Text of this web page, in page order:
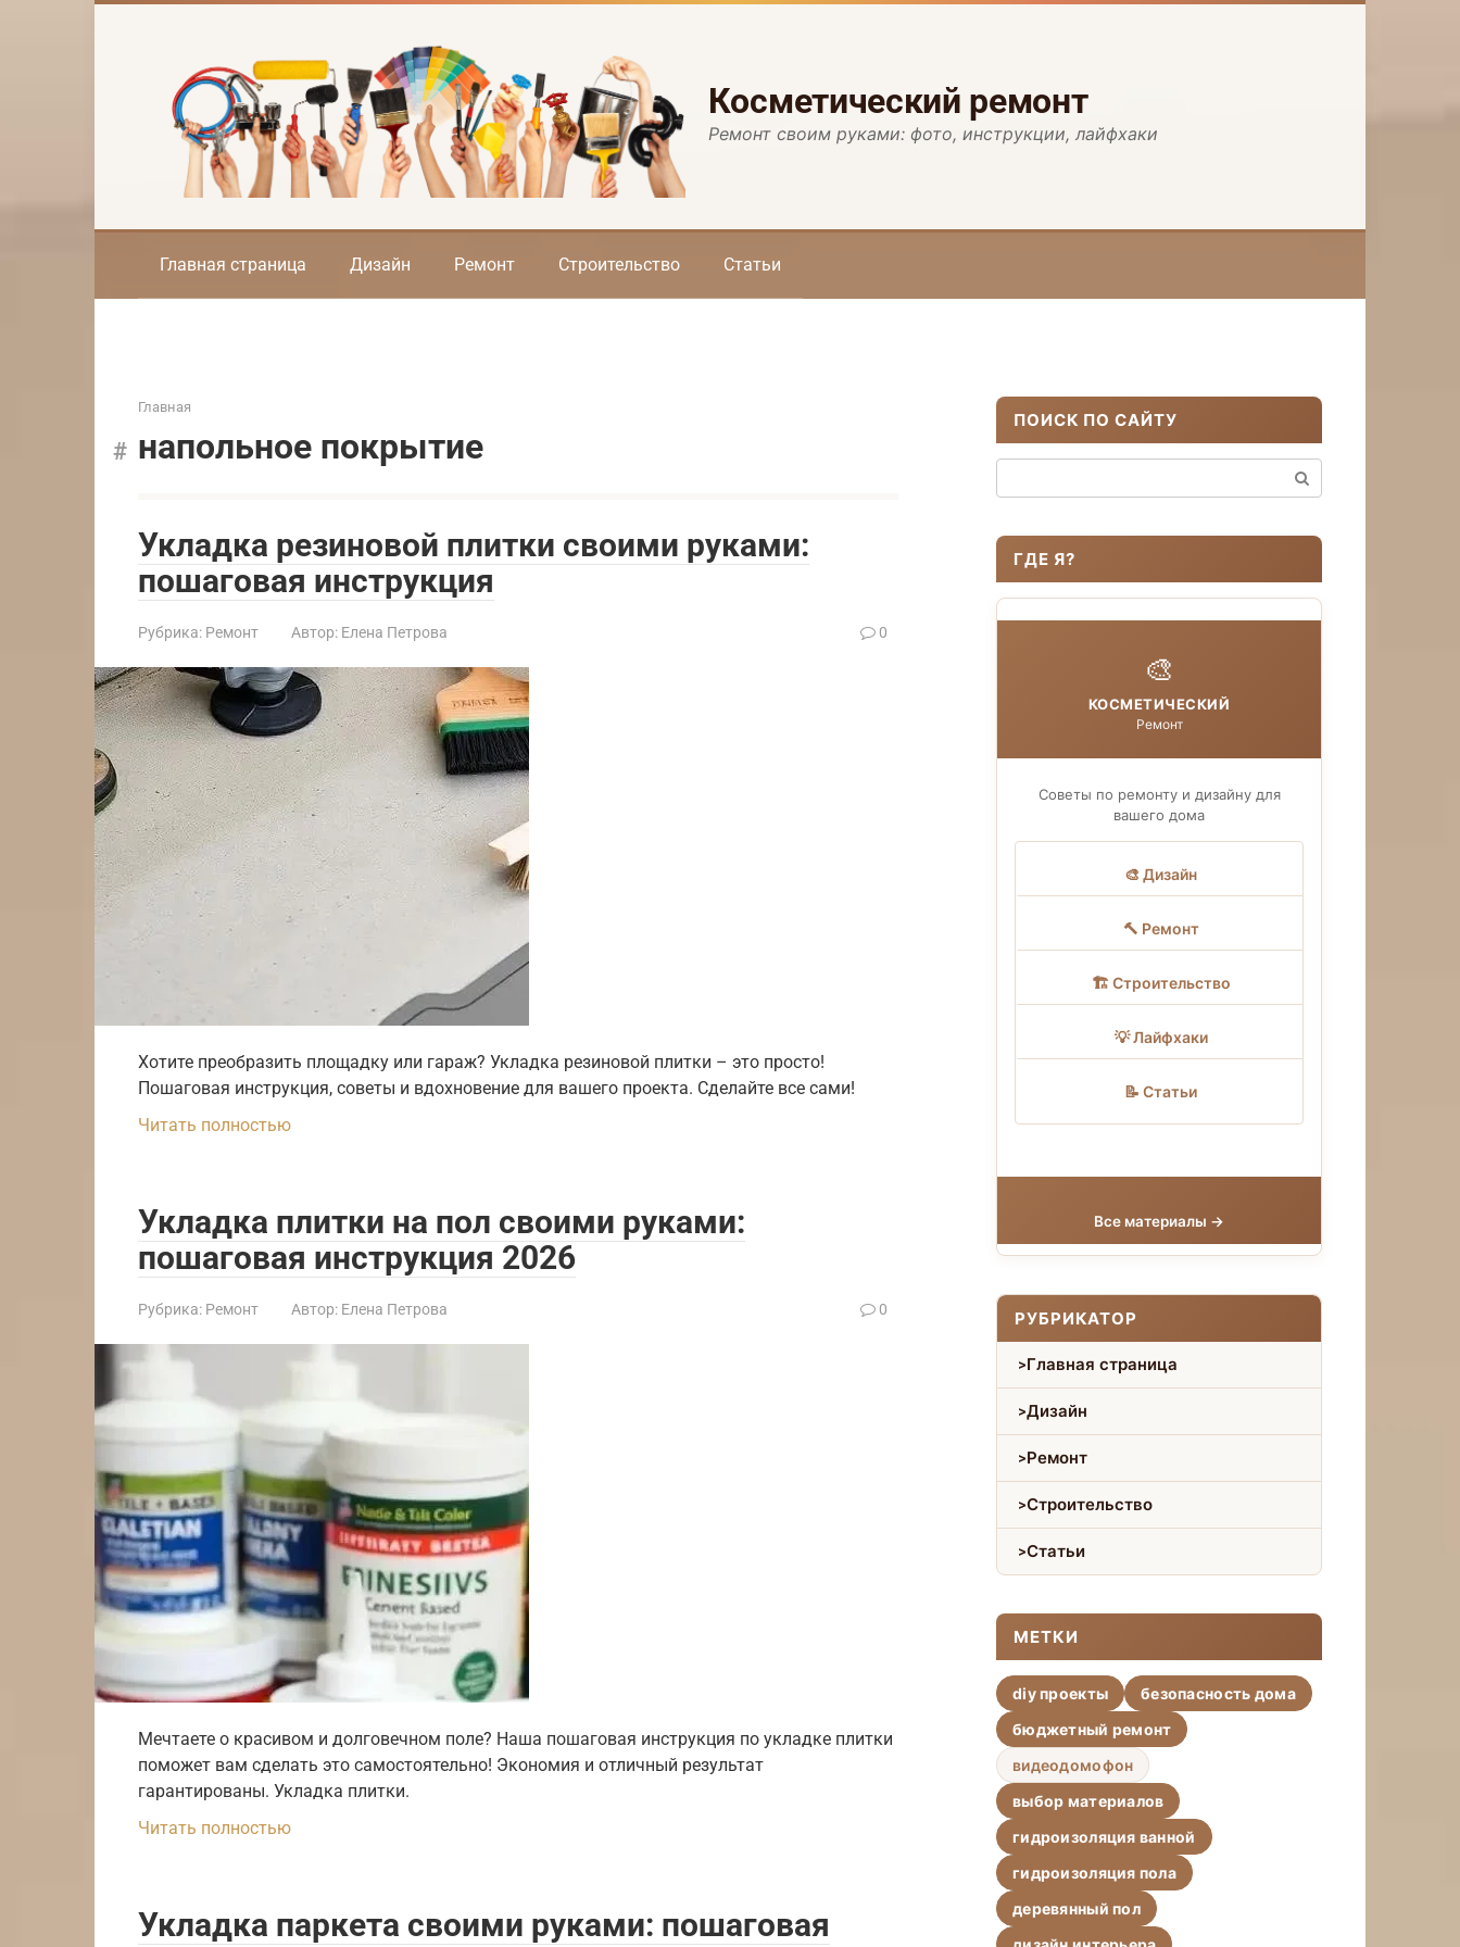
Косметический ремонт
Ремонт своим руками: фото, инструкции, лайфхаки
Главная страница Дизайн Ремонт Строительство Статьи
Главная
напольное покрытие
Укладка резиновой плитки своими руками:
пошаговая инструкция
Рубрика: Ремонт Автор: Елена Петрова 0
Хотите преобразить площадку или гараж? Укладка резиновой плитки – это просто!
Пошаговая инструкция, советы и вдохновение для вашего проекта. Сделайте все сами!
Читать полностью
Укладка плитки на пол своими руками:
пошаговая инструкция 2026
Рубрика: Ремонт Автор: Елена Петрова 0
Мечтаете о красивом и долговечном поле? Наша пошаговая инструкция по укладке плитки
поможет вам сделать это самостоятельно! Экономия и отличный результат
гарантированы. Укладка плитки.
Читать полностью
Укладка паркета своими руками: пошаговая
ПОИСК ПО САЙТУ
ГДЕ Я?
🎨
КОСМЕТИЧЕСКИЙ
Ремонт
Советы по ремонту и дизайну для
вашего дома
🎨 Дизайн
🔨 Ремонт
🏗 Строительство
💡 Лайфхаки
📝 Статьи
Все материалы →
РУБРИКАТОР
Главная страница
Дизайн
Ремонт
Строительство
Статьи
МЕТКИ
diy проекты
безопасность дома
бюджетный ремонт
видеодомофон
выбор материалов
гидроизоляция ванной
гидроизоляция пола
деревянный пол